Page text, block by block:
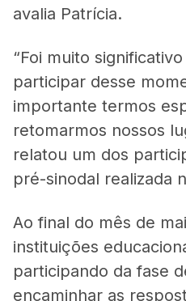
avalia Patrícia.
“Foi muito
participar desse
importante termos
retomarmos nossos
relatou um dos
pré-sinodal realizada
Ao final do mês de
instituições
participando da fase
encaminhar as